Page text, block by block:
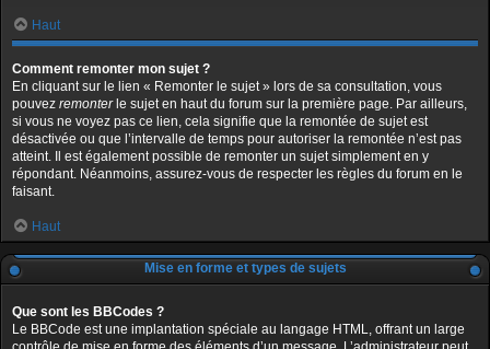
Haut
Comment remonter mon sujet ?
En cliquant sur le lien « Remonter le sujet » lors de sa consultation, vous
pouvez remonterle sujet en haut du forum sur la première page. Par ailleurs,
si vous ne voyez pas ce lien, cela signifie que la remontée de sujet est
désactivée ou que l’intervalle de temps pour autoriser la remontée n’est pas
atteint. Il est également possible de remonter un sujet simplement en y
répondant. Néanmoins, assurez-vous de respecter les règles du forum en le
faisant.
Haut
Mise en forme et types de sujets
Que sont les BBCodes ?
Le BBCode est une implantation spéciale au langage HTML, offrant un large